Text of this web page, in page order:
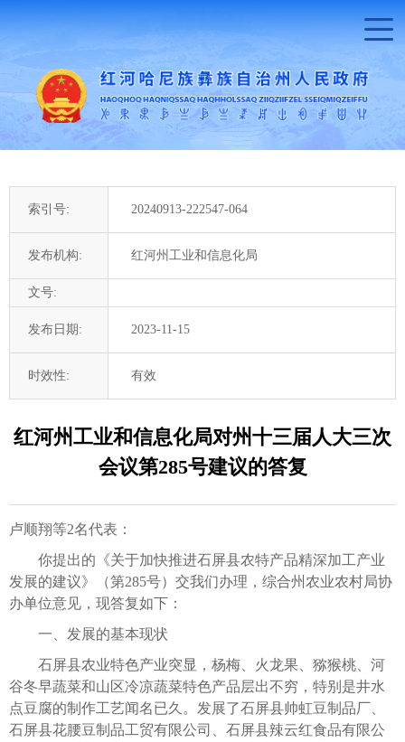
索引号: 20240913-222547-064
发布机构: 红河州工业和信息化局
文号:
发布日期: 2023-11-15
时效性: 有效
红河州工业和信息化局对州十三届人大三次
会议第285号建议的答复
卢顺翔等2名代表：
你提出的《关于加快推进石屏县农特产品精深加工产业
发展的建议》（第285号）交我们办理，综合州农业农村局协
办单位意见，现答复如下：
一、发展的基本现状
石屏县农业特色产业突显，杨梅、火龙果、猕猴桃、河
谷冬早蔬菜和山区冷凉蔬菜特色产品层出不穷，特别是井水
点豆腐的制作工艺闻名已久。发展了石屏县帅虹豆制品厂、
石屏县花腰豆制品工贸有限公司、石屏县辣云红食品有限公